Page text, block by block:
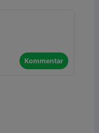
Kommentar